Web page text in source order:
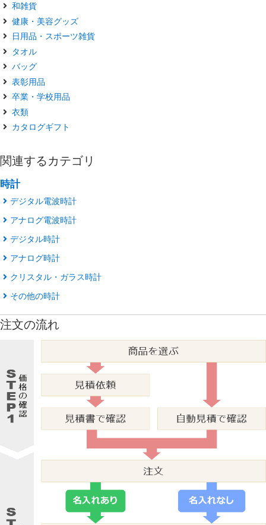
和雑貨
健康・美容グッズ
日用品・スポーツ雑貨
タオル
バッグ
表彰用品
卒業・学校用品
衣類
カタログギフト
関連するカテゴリ
時計
デジタル電波時計
アナログ電波時計
デジタル時計
アナログ時計
クリスタル・ガラス時計
その他の時計
注文の流れ